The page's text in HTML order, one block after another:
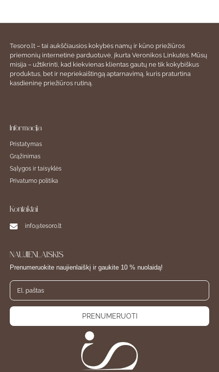
Tesoro.lt – tai aukščiausios kokybės namų ir kūno priežiūros
priemonių internetinė parduotuvė, įkurta Veronikos Linkutės. Mūsų
misija – užtikrinti, kad kiekvienas klientas gautų ne tik kokybiškus
produktus, bet ir nepriekaištingą aptarnavimą, kuris praturtina
kasdieninę priežiūros rutiną.
Informacija
Pristatymas
Grąžinimas
Sąlygos ir taisyklės
Privatumo politika
Kontaktai
info@tesoro.lt
NAUJIENLAIŠKIS
Prenumeruokite naujienlaiškį ir gaukite 10 % nuolaidą!
PRENUMERUOTI